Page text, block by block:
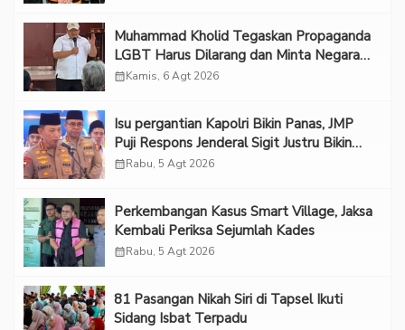
Muhammad Kholid Tegaskan Propaganda
LGBT Harus Dilarang dan Minta Negara
Melindungi Korban
calendar_monthKamis, 6 Agt 2026
Isu pergantian Kapolri Bikin Panas, JMP
Puji Respons Jenderal Sigit Justru Bikin
“Adem”
calendar_monthRabu, 5 Agt 2026
Perkembangan Kasus Smart Village, Jaksa
Kembali Periksa Sejumlah Kades
calendar_monthRabu, 5 Agt 2026
81 Pasangan Nikah Siri di Tapsel Ikuti
Sidang Isbat Terpadu